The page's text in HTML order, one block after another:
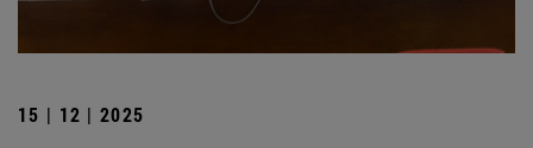
15 | 12 | 2025